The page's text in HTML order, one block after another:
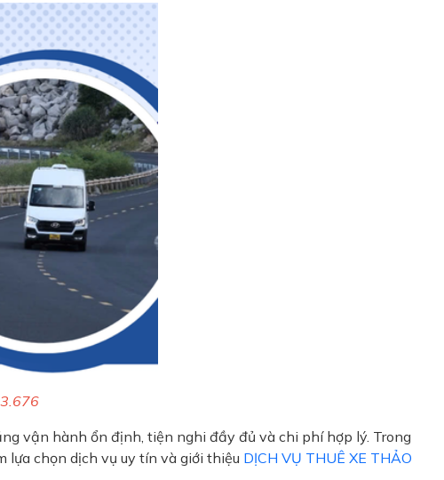
vận hành ổn định, tiện nghi đầy đủ và chi phí hợp lý. Trong
lựa chọn dịch vụ uy tín và giới thiệu DỊCH VỤ THUÊ XE THẢO